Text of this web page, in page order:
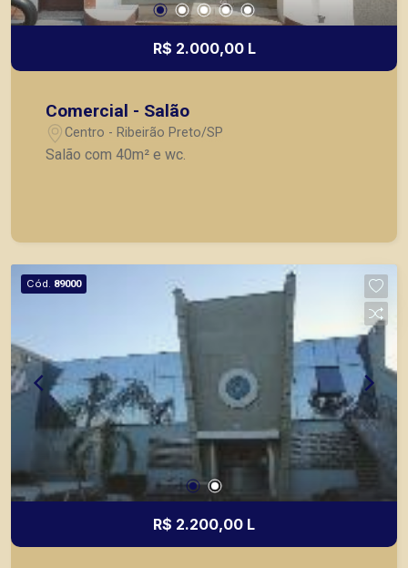
R$ 2.000,00 L
Comercial - Salão
Centro - Ribeirão Preto/SP
Salão com 40m² e wc.
Cód. 89000
R$ 2.200,00 L